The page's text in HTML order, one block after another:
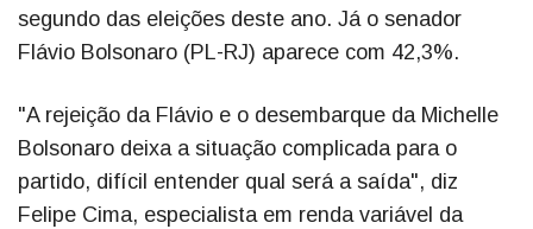
segundo das eleições deste ano. Já o senador
Flávio Bolsonaro (PL-RJ) aparece com 42,3%.
"A rejeição da Flávio e o desembarque da Michelle
Bolsonaro deixa a situação complicada para o
partido, difícil entender qual será a saída", diz
Felipe Cima, especialista em renda variável da